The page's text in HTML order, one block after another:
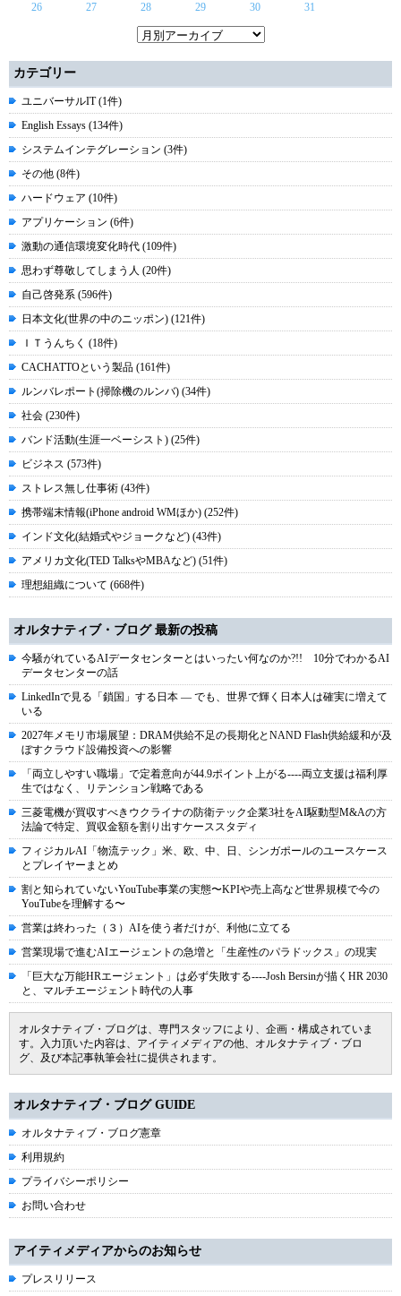
26
27 28 29 30 31
カテゴリー
ユニバーサルIT (1件)
English Essays (134件)
システムインテグレーション (3件)
その他 (8件)
ハードウェア (10件)
アプリケーション (6件)
激動の通信環境変化時代 (109件)
思わず尊敬してしまう人 (20件)
自己啓発系 (596件)
日本文化(世界の中のニッポン) (121件)
ＩＴうんちく (18件)
CACHATTOという製品 (161件)
ルンバレポート(掃除機のルンバ) (34件)
社会 (230件)
バンド活動(生涯一ベーシスト) (25件)
ビジネス (573件)
ストレス無し仕事術 (43件)
携帯端末情報(iPhone android WMほか) (252件)
インド文化(結婚式やジョークなど) (43件)
アメリカ文化(TED TalksやMBAなど) (51件)
理想組織について (668件)
オルタナティブ・ブログ 最新の投稿
今騒がれているAIデータセンターとはいったい何なのか?!! 10分でわかるAI
データセンターの話
LinkedInで見る「鎖国」する日本 ― でも、世界で輝く日本人は確実に増えて
いる
2027年メモリ市場展望：DRAM供給不足の長期化とNAND Flash供給緩和が及
ぼすクラウド設備投資への影響
「両立しやすい職場」で定着意向が44.9ポイント上がる----両立支援は福利厚
生ではなく、リテンション戦略である
三菱電機が買収すべきウクライナの防衛テック企業3社をAI駆動型M&Aの方
法論で特定、買収金額を割り出すケーススタディ
フィジカルAI「物流テック」米、欧、中、日、シンガポールのユースケース
とプレイヤーまとめ
割と知られていないYouTube事業の実態〜KPIや売上高など世界規模で今の
YouTubeを理解する〜
営業は終わった（３）AIを使う者だけが、利他に立てる
営業現場で進むAIエージェントの急増と「生産性のパラドックス」の現実
「巨大な万能HRエージェント」は必ず失敗する----Josh Bersinが描くHR 2030
と、マルチエージェント時代の人事
オルタナティブ・ブログは、専門スタッフにより、企画・構成されていま
す。入力頂いた内容は、アイティメディアの他、オルタナティブ・ブロ
グ、及び本記事執筆会社に提供されます。
オルタナティブ・ブログ GUIDE
オルタナティブ・ブログ憲章
利用規約
プライバシーポリシー
お問い合わせ
アイティメディアからのお知らせ
プレスリリース